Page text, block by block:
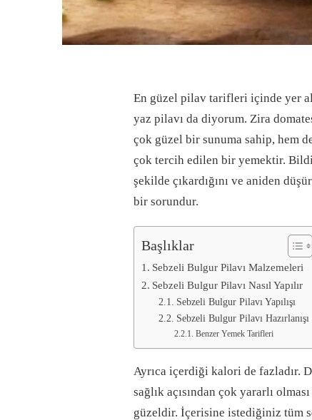
En güzel pilav tarifleri içinde yer
yaz pilavı da diyorum. Zira
çok güzel bir sunuma sahip, hem
çok tercih edilen bir yemektir.
şekilde çıkardığını ve aniden
bir sorundur.
Başlıklar
Sebzeli Bulgur Pilavı Malzemeleri
Sebzeli Bulgur Pilavı Nasıl Yapılır
Sebzeli Bulgur Pilavı Yapılışı
Sebzeli Bulgur Pilavı Hazırlanışı
Benzer Yemek Tarifleri
Ayrıca içerdiği kalori de fazladır.
sağlık açısından çok yararlı
güzeldir. İçerisine istediğiniz tüm